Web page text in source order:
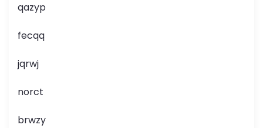
qazyp
fecqq
jqrwj
norct
brwzy